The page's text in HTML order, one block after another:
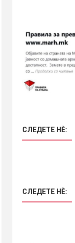
СЛЕДЕТЕ НÈ:
СЛЕДЕТЕ НÈ: